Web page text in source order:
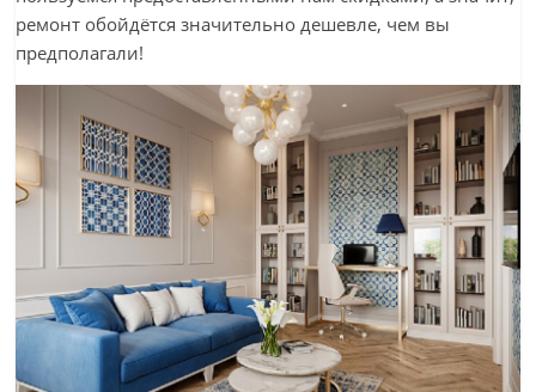
ремонт обойдётся значительно дешевле, чем вы
предполагали!